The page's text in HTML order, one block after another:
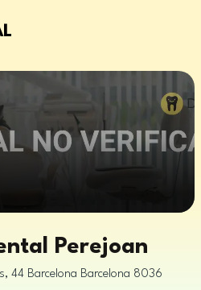
Perejoan
44 Barcelona Barcelona 8036